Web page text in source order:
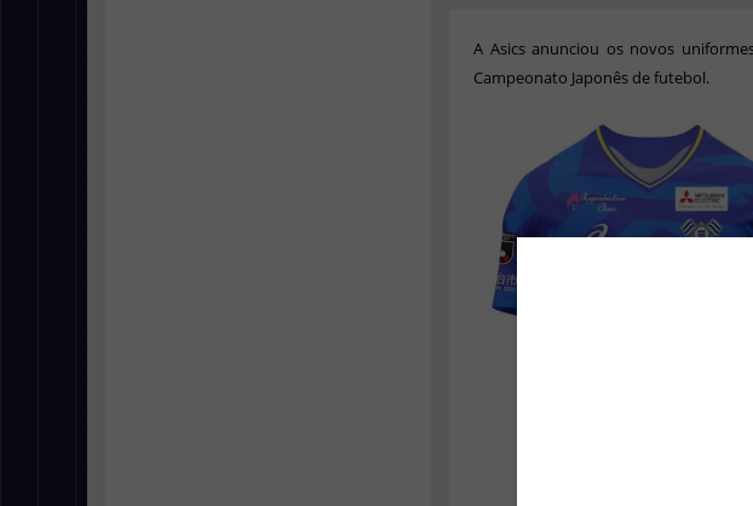
A Asics anunciou os novos
Campeonato Japonês de futebol.